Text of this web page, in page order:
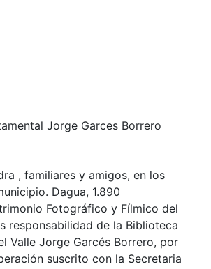
Jorge Garces Borrero
, familiares y amigos, en los
Dagua, 1.890
Fotográfico y Fílmico del
responsabilidad de la Biblioteca
Valle Jorge Garcés Borrero, por
suscrito con la Secretaria